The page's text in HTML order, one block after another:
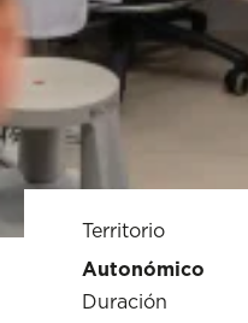
Territorio
Autonómico
Duración